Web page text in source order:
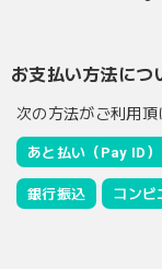
お支払い方法につ
次の方法がご利用頂
あと払い（Pay ID）
銀行振込 コン